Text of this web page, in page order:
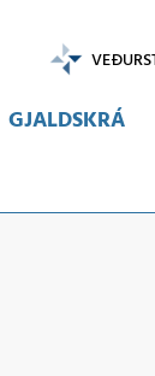
GJALDSKRÁ